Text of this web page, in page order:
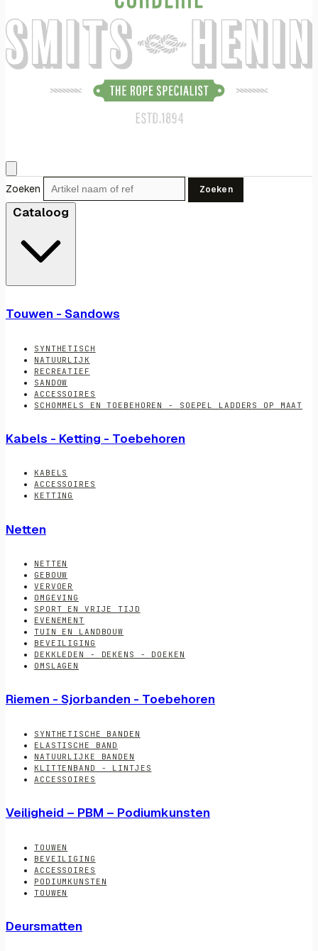
Zoeken Zoeken
Cataloog
Touwen - Sandows
SYNTHETISCH
NATUURLIJK
RECREATIEF
SANDOW
ACCESSOIRES
SCHOMMELS EN TOEBEHOREN - SOEPEL LADDERS OP MAAT
Kabels - Ketting - Toebehoren
KABELS
ACCESSOIRES
KETTING
Netten
NETTEN
GEBOUW
VERVOER
OMGEVING
SPORT EN VRIJE TIJD
EVENEMENT
TUIN EN LANDBOUW
BEVEILIGING
DEKKLEDEN - DEKENS - DOEKEN
OMSLAGEN
Riemen - Sjorbanden - Toebehoren
SYNTHETISCHE BANDEN
ELASTISCHE BAND
NATUURLIJKE BANDEN
KLITTENBAND - LINTJES
ACCESSOIRES
Veiligheid – PBM – Podiumkunsten
TOUWEN
BEVEILIGING
ACCESSOIRES
PODIUMKUNSTEN
TOUWEN
Deursmatten